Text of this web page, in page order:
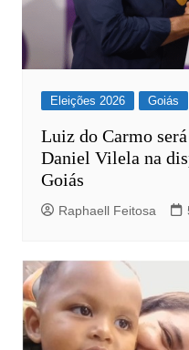
Eleições 2026 Goiás
Luiz do Carmo
Daniel Vilela na
Goiás
Raphaell Feitosa